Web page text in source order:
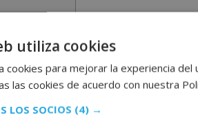
pequeños?
aula
utiliza cookies
cookies para mejorar la experiencia
las cookies de acuerdo con nuestra
LOS SOCIOS (4) →